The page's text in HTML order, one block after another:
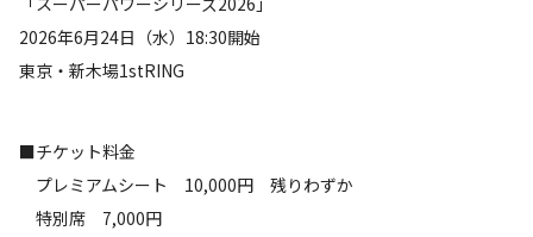
2026年6月24日（水）18:30開始
東京・新木場1stRING
■チケット料金
プレミアムシート 10,000円 残りわずか
特別席 7,000円